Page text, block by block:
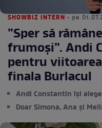
SHOWBIZ INTERN • pe
”Sper să
frumoşi”. Andi
pentru
finala Burlacul
Andi Constantin își
Doar Simona, Ana și